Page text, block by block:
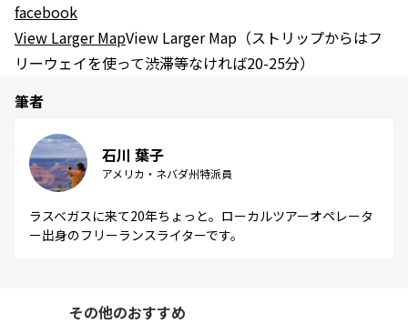
facebook
View Larger MapView Larger Map（ストリップからはフ
リーウェイを使って渋滞等なければ20-25分）
筆者
石川 葉子
アメリカ・ネバダ州特派員
ラスベガスに来て20年ちょっと。ローカルツアーオペレータ
ー出身のフリーランスライターです。
その他のおすすめ